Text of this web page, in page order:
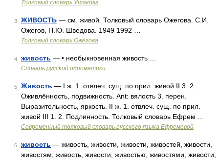
Толковый словарь Ушакова
3 ЖИВОСТЬ — см. живой. Толковый словарь Ожегова. С.И.
Ожегов, Н.Ю. Шведова. 1949 1992 …
Толковый словарь Ожегова
4 живость — • необыкновенная живость …
Словарь русской идиоматики
5 Живость — I ж. 1. отвлеч. сущ. по прил. живой II 3. 2.
Оживлённость, подвижность. Ant: вялость 3. перен.
Выразительность, яркость. II ж. 1. отвлеч. сущ. по прил.
живой III 1. 2. Подлинность. Толковый словарь Ефрем …
Современный толковый словарь русского языка Ефремовой
6 живость — живость, живости, живости, живостей, живости,
живостям, живость, живости, живостью, живостями, живости,